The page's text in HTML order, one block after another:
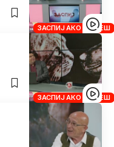
ЗАСПИЈ АКО МОЖЕШ
ЗАСПИЈ АКО МОЖЕШ